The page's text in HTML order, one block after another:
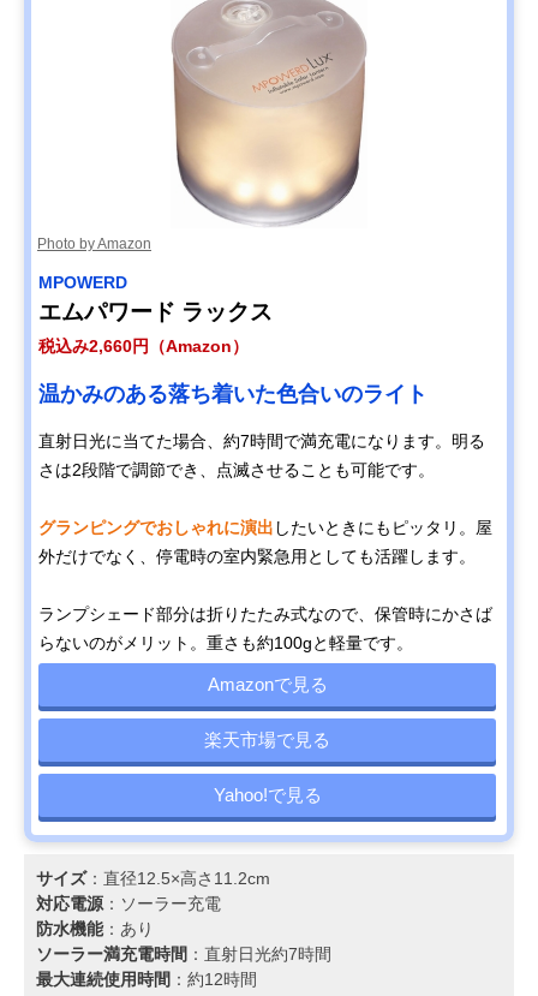
Photo by Amazon
‎MPOWERD
エムパワード ラックス
税込み2,660円（Amazon）
温かみのある落ち着いた色合いのライト
直射日光に当てた場合、約7時間で満充電になります。明る
さは2段階で調節でき、点滅させることも可能です。
グランピングでおしゃれに演出 したいときにもピッタリ。屋
外だけでなく、停電時の室内緊急用としても活躍します。
ランプシェード部分は折りたたみ式なので、保管時にかさば
らないのがメリット。重さも約100gと軽量です。
Amazonで見る
楽天市場で見る
Yahoo!で見る
サイズ：直径12.5×高さ11.2cm
対応電源：ソーラー充電
防水機能：あり
ソーラー満充電時間 ：直射日光約7時間
最大連続使用時間 ：約12時間